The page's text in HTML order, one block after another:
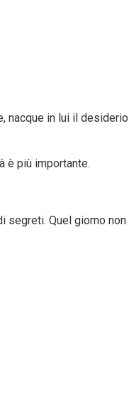
in lui il
è più importante.
segreti. Quel giorno